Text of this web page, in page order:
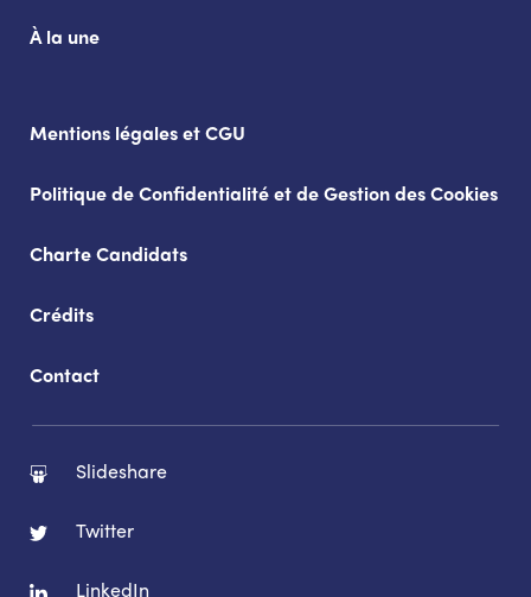
À la une
Mentions légales et CGU
Politique de Confidentialité et de Gestion des Cookies
Charte Candidats
Crédits
Contact
Slideshare
Twitter
LinkedIn